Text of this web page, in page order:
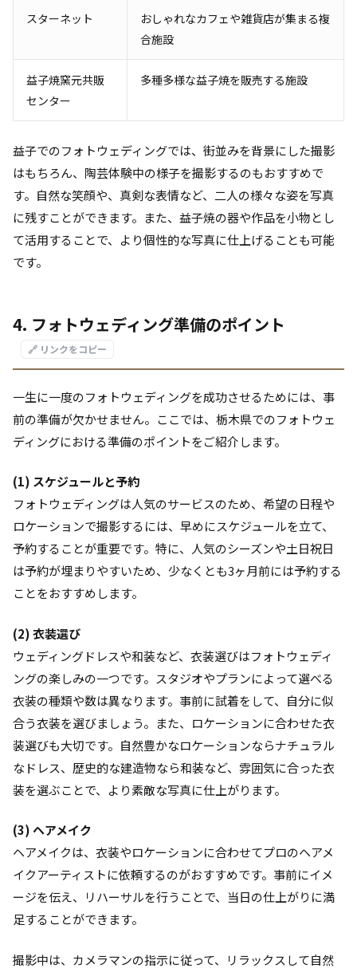
スターネット
おしゃれなカフェや雑貨店が集まる複
合施設
益子焼窯元共販
センター
多種多様な益子焼を販売する施設
益子でのフォトウェディングでは、街並みを背景にした撮影
はもちろん、陶芸体験中の様子を撮影するのもおすすめで
す。自然な笑顔や、真剣な表情など、二人の様々な姿を写真
に残すことができます。また、益子焼の器や作品を小物とし
て活用することで、より個性的な写真に仕上げることも可能
です。
4. フォトウェディング準備のポイント
🔗 リンクをコピー
一生に一度のフォトウェディングを成功させるためには、事
前の準備が欠かせません。ここでは、栃木県でのフォトウェ
ディングにおける準備のポイントをご紹介します。
(1) スケジュールと予約
フォトウェディングは人気のサービスのため、希望の日程や
ロケーションで撮影するには、早めにスケジュールを立て、
予約することが重要です。特に、人気のシーズンや土日祝日
は予約が埋まりやすいため、少なくとも3ヶ月前には予約する
ことをおすすめします。
(2) 衣装選び
ウェディングドレスや和装など、衣装選びはフォトウェディ
ングの楽しみの一つです。スタジオやプランによって選べる
衣装の種類や数は異なります。事前に試着をして、自分に似
合う衣装を選びましょう。また、ロケーションに合わせた衣
装選びも大切です。自然豊かなロケーションならナチュラル
なドレス、歴史的な建造物なら和装など、雰囲気に合った衣
装を選ぶことで、より素敵な写真に仕上がります。
(3) ヘアメイク
ヘアメイクは、衣装やロケーションに合わせてプロのヘアメ
イクアーティストに依頼するのがおすすめです。事前にイメ
ージを伝え、リハーサルを行うことで、当日の仕上がりに満
足することができます。
撮影中は、カメラマンの指示に従って、リラックスして自然